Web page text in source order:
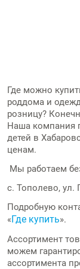
Где можно
роддома и
розницу?
Наша компания
детей в
ценам.
Мы работаем
c. Тополево, ул.
Подробную
«Где купить».
Ассортимент
можем
ассортимента